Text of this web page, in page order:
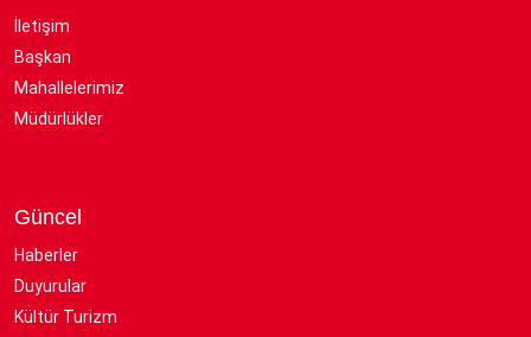
İletişim
Başkan
Mahallelerimiz
Müdürlükler
Güncel
Haberler
Duyurular
Kültür Turizm